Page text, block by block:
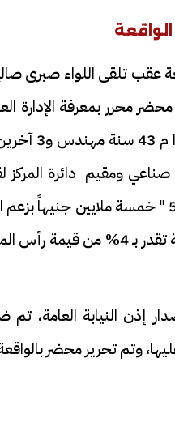
عقب تلقى اللواء صبرى
محضر محرر بمعرفة الإدارة
ومقيم دائرة
5.000.000 " خمسة ملايين
أرباح سنوية تقدر بـ
إذن النيابة العامة، تم
وتم تحرير محضر